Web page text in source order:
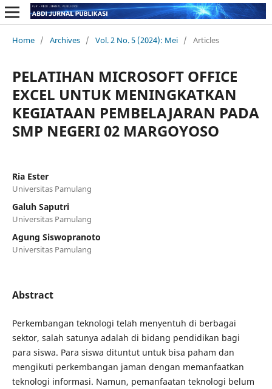
Home / Archives / Vol. 2 No. 5 (2024): Mei / Articles
PELATIHAN MICROSOFT OFFICE
EXCEL UNTUK MENINGKATKAN
KEGIATAAN PEMBELAJARAN PADA
SMP NEGERI 02 MARGOYOSO
Ria Ester
Universitas Pamulang
Galuh Saputri
Universitas Pamulang
Agung Siswopranoto
Universitas Pamulang
Abstract
Perkembangan teknologi telah menyentuh di berbagai
sektor, salah satunya adalah di bidang pendidikan bagi
para siswa. Para siswa dituntut untuk bisa paham dan
mengikuti perkembangan jaman dengan memanfaatkan
teknologi informasi. Namun, pemanfaatan teknologi belum